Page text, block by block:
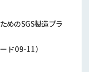
めのSGS製造プラ
ド09-11）